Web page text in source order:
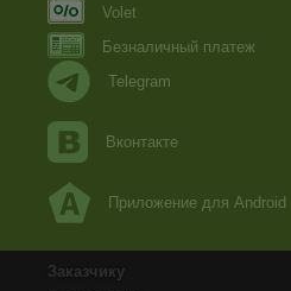
Volet
Безналичный платеж
Telegram
Вконтакте
Приложение для Android
Заказчику